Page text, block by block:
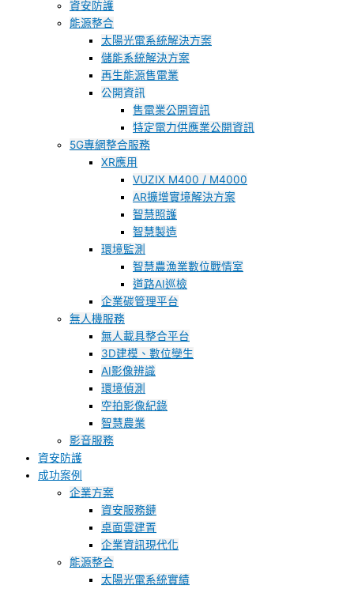
資安防護
能源整合
太陽光電系統解決方案
儲能系統解決方案
再生能源售電業
公開資訊
售電業公開資訊
特定電力供應業公開資訊
5G專網整合服務
XR應用
VUZIX M400 / M4000
AR擴增實境解決方案
智慧照護
智慧製造
環境監測
智慧農漁業數位戰情室
道路AI巡檢
企業碳管理平台
無人機服務
無人載具整合平台
3D建模、數位孿生
AI影像辨識
環境偵測
空拍影像紀錄
智慧農業
影音服務
資安防護
成功案例
企業方案
資安服務鏈
桌面雲建置
企業資訊現代化
能源整合
太陽光電系統實績